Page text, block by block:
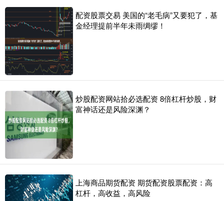
配资股票交易 美国的“老毛病”又要犯了，基
金经理提前半年未雨绸缪！
炒股配资网站拾必选配资 8倍杠杆炒股，财
富神话还是风险深渊？
上海商品期货配资 期货配资股票配资：高
杠杆，高收益，高风险